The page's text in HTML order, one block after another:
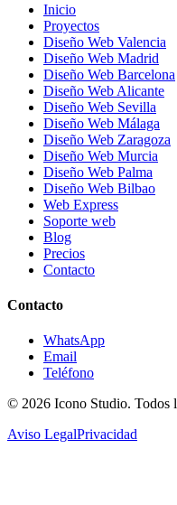
Inicio
Proyectos
Diseño Web Valencia
Diseño Web Madrid
Diseño Web Barcelona
Diseño Web Alicante
Diseño Web Sevilla
Diseño Web Málaga
Diseño Web Zaragoza
Diseño Web Murcia
Diseño Web Palma
Diseño Web Bilbao
Web Express
Soporte web
Blog
Precios
Contacto
Contacto
WhatsApp
Email
Teléfono
© 2026 Icono Studio. Todos
Aviso LegalPrivacidad